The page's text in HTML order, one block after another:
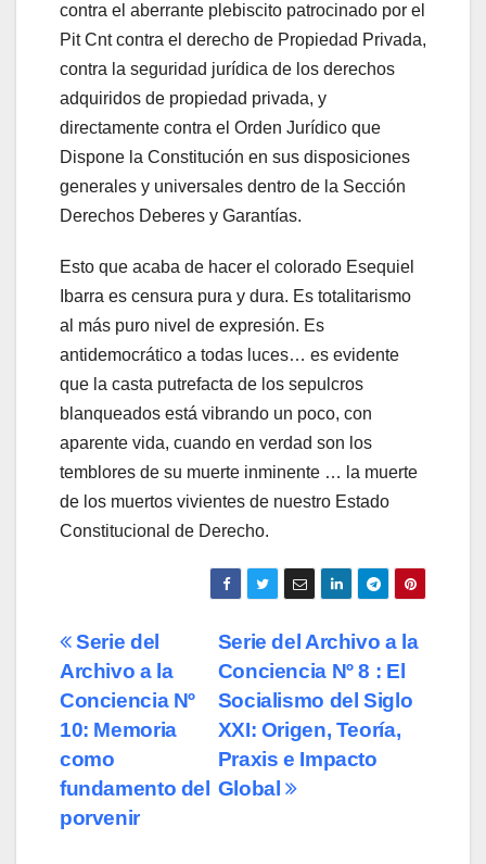
contra el aberrante plebiscito patrocinado por el
Pit Cnt contra el derecho de Propiedad Privada,
contra la seguridad jurídica de los derechos
adquiridos de propiedad privada, y
directamente contra el Orden Jurídico que
Dispone la Constitución en sus disposiciones
generales y universales dentro de la Sección
Derechos Deberes y Garantías.
Esto que acaba de hacer el colorado Esequiel
Ibarra es censura pura y dura. Es totalitarismo
al más puro nivel de expresión. Es
antidemocrático a todas luces… es evidente
que la casta putrefacta de los sepulcros
blanqueados está vibrando un poco, con
aparente vida, cuando en verdad son los
temblores de su muerte inminente … la muerte
de los muertos vivientes de nuestro Estado
Constitucional de Derecho.
Navegación
de
entradas
Serie del Archivo a la
Conciencia Nº 8 : El
Socialismo del Siglo
XXI: Origen, Teoría,
Praxis e Impacto
Global
Serie del
Archivo a la
Conciencia Nº
10: Memoria
como
fundamento del
porvenir